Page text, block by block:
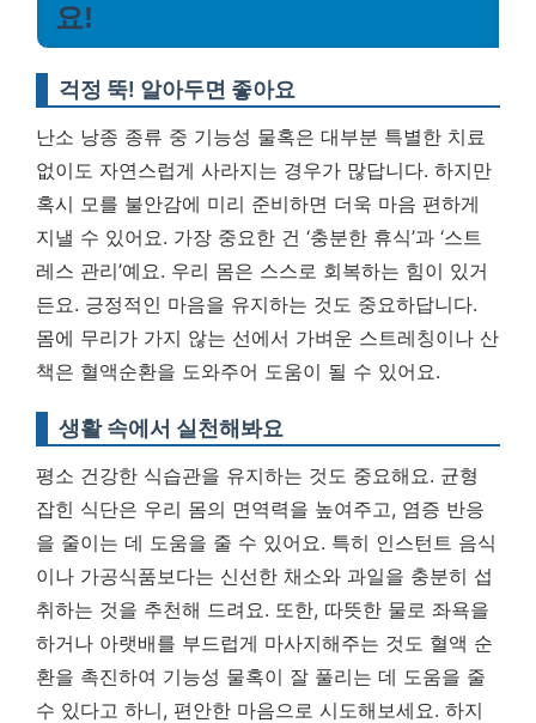
요!
걱정 뚝! 알아두면 좋아요
난소 낭종 종류 중 기능성 물혹은 대부분 특별한 치료
없이도 자연스럽게 사라지는 경우가 많답니다. 하지만
혹시 모를 불안감에 미리 준비하면 더욱 마음 편하게
지낼 수 있어요. 가장 중요한 건 ‘충분한 휴식’과 ‘스트
레스 관리’예요. 우리 몸은 스스로 회복하는 힘이 있거
든요. 긍정적인 마음을 유지하는 것도 중요하답니다.
몸에 무리가 가지 않는 선에서 가벼운 스트레칭이나 산
책은 혈액순환을 도와주어 도움이 될 수 있어요.
생활 속에서 실천해봐요
평소 건강한 식습관을 유지하는 것도 중요해요. 균형
잡힌 식단은 우리 몸의 면역력을 높여주고, 염증 반응
을 줄이는 데 도움을 줄 수 있어요. 특히 인스턴트 음식
이나 가공식품보다는 신선한 채소와 과일을 충분히 섭
취하는 것을 추천해 드려요. 또한, 따뜻한 물로 좌욕을
하거나 아랫배를 부드럽게 마사지해주는 것도 혈액 순
환을 촉진하여 기능성 물혹이 잘 풀리는 데 도움을 줄
수 있다고 하니, 편안한 마음으로 시도해보세요. 하지